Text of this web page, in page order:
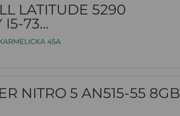
LATITUDE 5290
I5-73...
45A
NITRO 5 AN515-55 8GB